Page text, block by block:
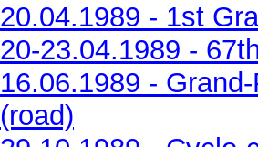
20.04.1989 - 1st
20-23.04.1989 -
16.06.1989 -
(road)